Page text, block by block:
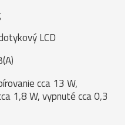
LCD
cca 13 W,
1,8 W, vypnuté cca 0,3